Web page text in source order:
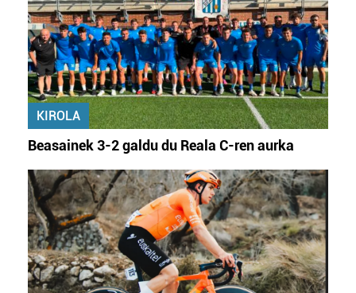
KIROLA
Beasainek 3-2 galdu du Reala C-ren aurka